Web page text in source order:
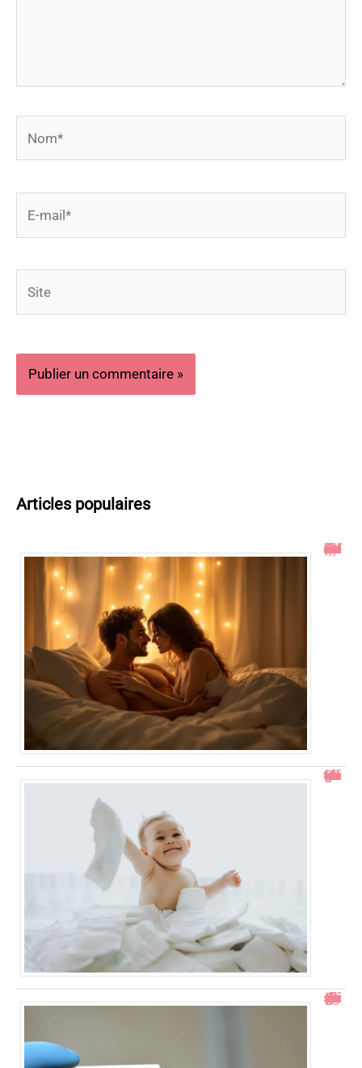
Articles populaires
Toucher le col de l’utérus pendant un rapport : ce qu’il faut savoir
Comment gérer un bébé qui se retourne pendant le change ?
Test de grossesse positif mais prise de sang négative : explications